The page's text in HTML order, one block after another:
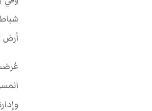
شباط 1959. كانت مسرحية أجنبية لعمانويل روبلزس،
أرض